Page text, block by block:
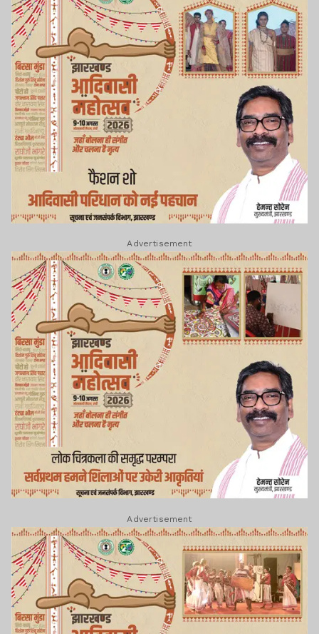
Advertisement
Advertisement